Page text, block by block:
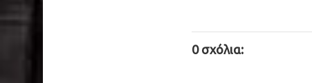
0 σχόλια: